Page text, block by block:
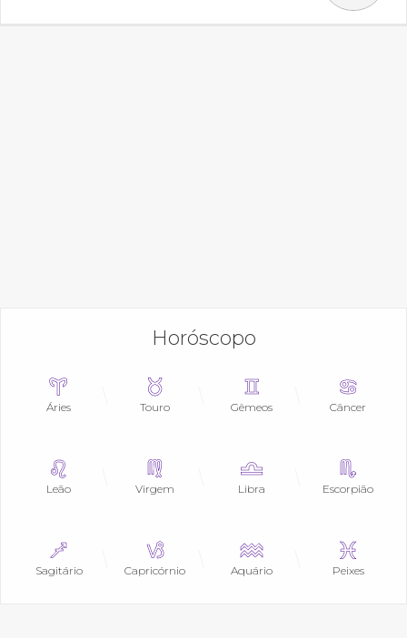
Horóscopo
Áries Touro Gêmeos Câncer
Leão Virgem Libra Escorpião
Sagitário Capricórnio Aquário Peixes